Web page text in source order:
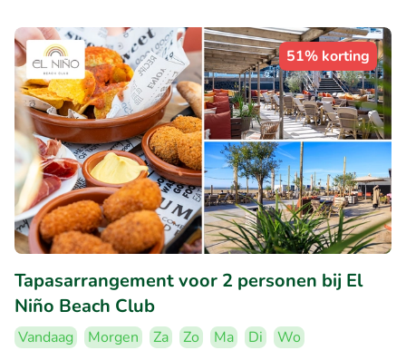
51% korting
Tapasarrangement voor 2 personen bij El
Niño Beach Club
Vandaag Morgen Za Zo Ma Di
Wo